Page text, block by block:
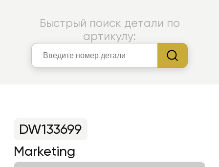
Быстрый поиск детали по
артикулу:
Marketing
DW133699